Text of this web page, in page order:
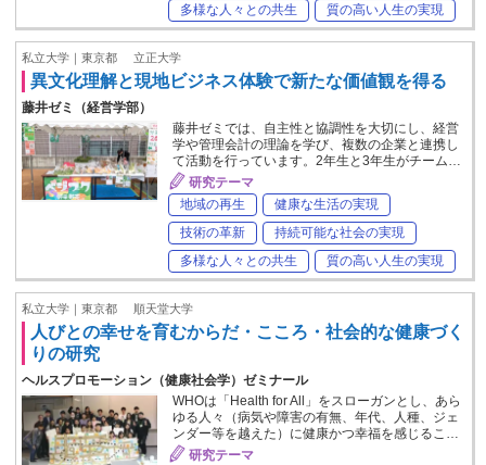
多様な人々との共生
質の高い人生の実現
私立大学｜東京都 立正大学
異文化理解と現地ビジネス体験で新たな価値観を得る
藤井ゼミ（経営学部）
藤井ゼミでは、自主性と協調性を大切にし、経営
学や管理会計の理論を学び、複数の企業と連携し
て活動を行っています。2年生と3年生がチーム…
研究テーマ
地域の再生
健康な生活の実現
技術の革新
持続可能な社会の実現
多様な人々との共生
質の高い人生の実現
私立大学｜東京都 順天堂大学
人びとの幸せを育むからだ・こころ・社会的な健康づく
りの研究
ヘルスプロモーション（健康社会学）ゼミナール
WHOは「Health for All」をスローガンとし、あら
ゆる人々（病気や障害の有無、年代、人種、ジェ
ンダー等を越えた）に健康かつ幸福を感じるこ…
研究テーマ